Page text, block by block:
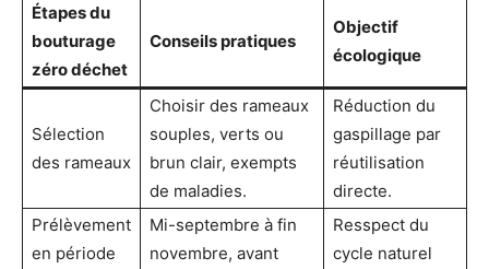
Étapes du
bouturage
zéro déchet
Conseils pratiques
Objectif
écologique
Sélection
des rameaux
Choisir des rameaux
souples, verts ou
brun clair, exempts
de maladies.
Réduction du
gaspillage par
réutilisation
directe.
Prélèvement
en période
Mi-septembre à fin
novembre, avant
Resspect du
cycle naturel